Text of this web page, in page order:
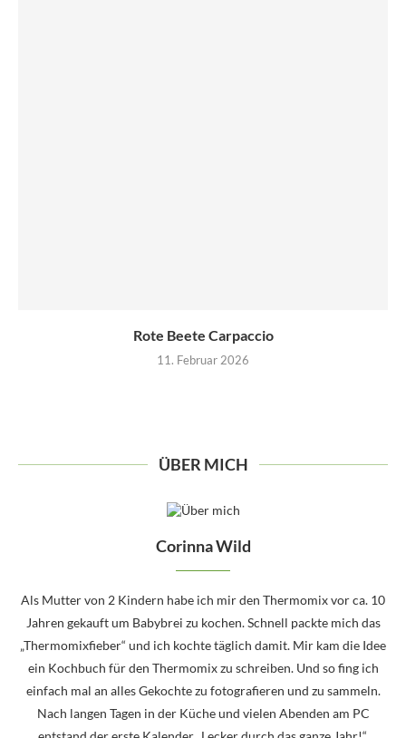
Rote Beete Carpaccio
11. Februar 2026
ÜBER MICH
Corinna Wild
Als Mutter von 2 Kindern habe ich mir den Thermomix vor ca. 10
Jahren gekauft um Babybrei zu kochen. Schnell packte mich das
„Thermomixfieber“ und ich kochte täglich damit. Mir kam die Idee
ein Kochbuch für den Thermomix zu schreiben. Und so fing ich
einfach mal an alles Gekochte zu fotografieren und zu sammeln.
Nach langen Tagen in der Küche und vielen Abenden am PC